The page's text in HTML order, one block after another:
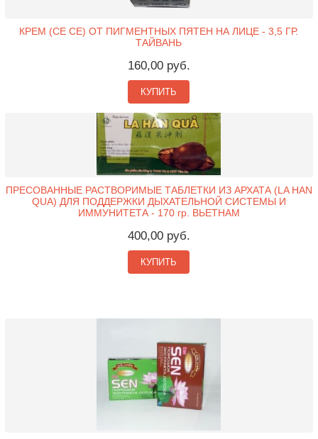
КРЕМ (CE CE) ОТ ПИГМЕНТНЫХ ПЯТЕН НА ЛИЦЕ - 3,5 ГР.
ТАЙВАНЬ
160,00 руб.
КУПИТЬ
ПРЕСОВАННЫЕ РАСТВОРИМЫЕ ТАБЛЕТКИ ИЗ АРХАТА (LA HAN
QUA) ДЛЯ ПОДДЕРЖКИ ДЫХАТЕЛЬНОЙ СИСТЕМЫ И
ИММУНИТЕТА - 170 гр. ВЬЕТНАМ
400,00 руб.
КУПИТЬ